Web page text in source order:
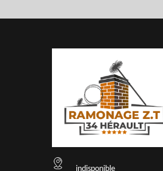
indisponible